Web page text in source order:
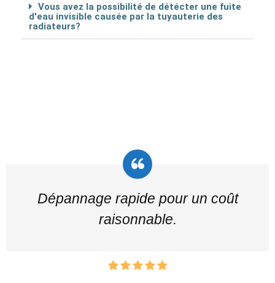
Vous avez la possibilité de détécter une fuite
d'eau invisible causée par la tuyauterie des
radiateurs?
Dépannage rapide pour un coût
raisonnable.